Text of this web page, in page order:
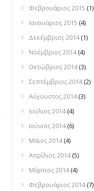
Φεβρουάριος 2015 (1)
Ιανουάριος 2015 (4)
Δεκέμβριος 2014(1)
Νοέμβριος 2014(4)
Οκτώβριος 2014(3)
Σεπτέμβριος 2014(2)
Αύγουστος 2014(3)
Ιούλιος 2014(4)
Ιούνιος 2014(6)
Μάιος 2014(4)
Απρίλιος 2014(5)
Μάρτιος 2014(4)
Φεβρουάριος 2014(7)